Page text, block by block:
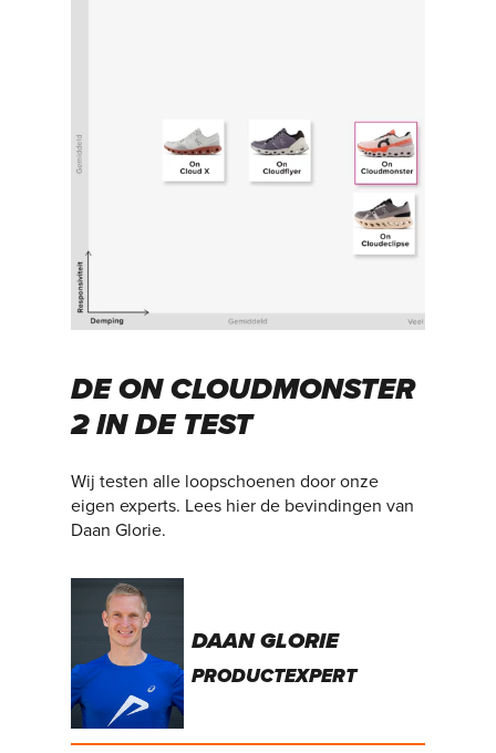
DE ON CLOUDMONSTER
2 IN DE TEST
Wij testen alle loopschoenen door onze
eigen experts. Lees hier de bevindingen van
Daan Glorie.
DAAN GLORIE
PRODUCTEXPERT